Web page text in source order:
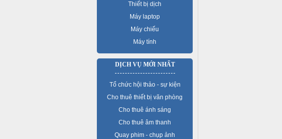
Thiết bị dịch
Máy laptop
Máy chiếu
Máy tính
DỊCH VỤ MỚI NHẤT
Tổ chức hội thảo - sự kiện
Cho thuê thiết bị văn phòng
Cho thuê ánh sáng
Cho thuê âm thanh
Quay phim - chụp ảnh